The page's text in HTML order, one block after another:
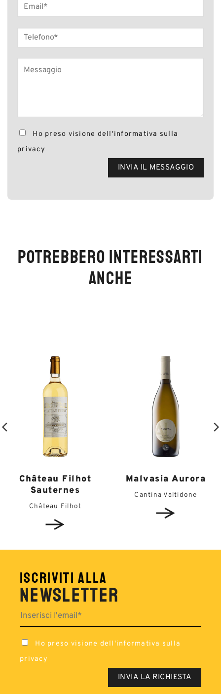
Ho preso visione dell'informativa sulla
privacy
POTREBBERO INTERESSARTI
ANCHE
Château Filhot
Sauternes
Château Filhot
Malvasia Aurora
Cantina Valtidone
ISCRIVITI ALLA
NEWSLETTER
Ho preso visione dell'informativa sulla
privacy